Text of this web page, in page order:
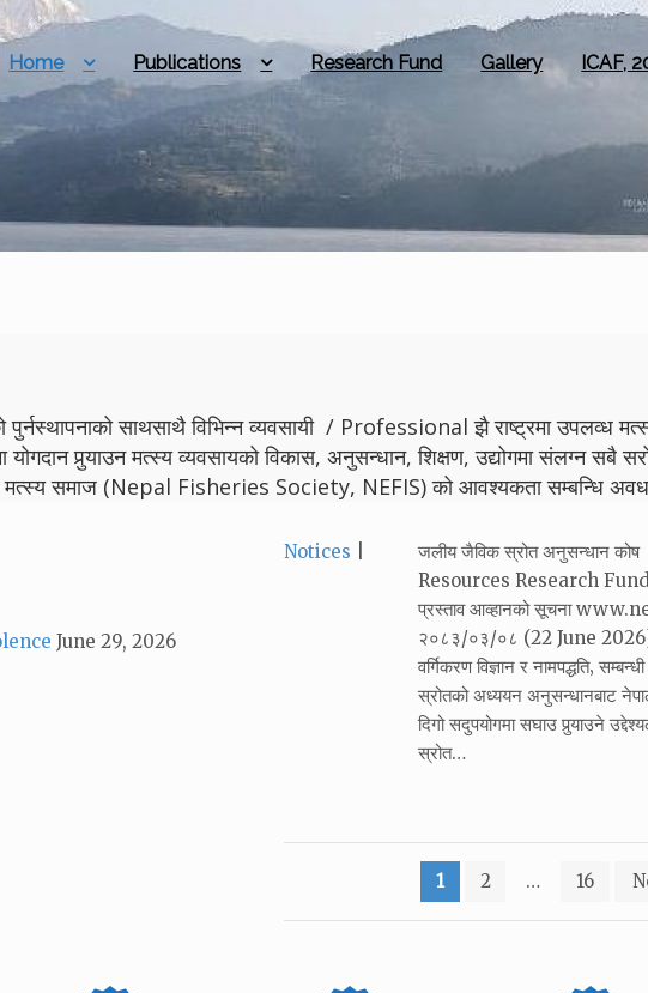
Home Publications Research Fund Gallery ICAF,
पुर्नस्थापनाको साथसाथै विभिन्न व्यवसायी / Professional झै राष्ट्रमा उपलव्ध
योगदान पुर्‍याउन मत्स्य व्यवसायको विकास, अनुसन्धान, शिक्षण, उद्योगमा संलग्न
मत्स्य समाज (Nepal Fisheries Society, NEFIS) को आवश्यकता सम्बन्धि
June 29, 2026
Categories:
Notices
जलीय जैविक स्रोत अनुसन्धान
Resources Research Fund)
प्रस्ताव आव्हानको सूचना
२०८३/०३/०८ (22 June
वर्गिकरण विज्ञान र नामपद्धति‚
स्रोतको अध्ययन अनुसन्धानबाट
दिगो सदुपयोगमा सघाउ पुर्‍याउने
स्रोत…
pagination
1 2 … 16